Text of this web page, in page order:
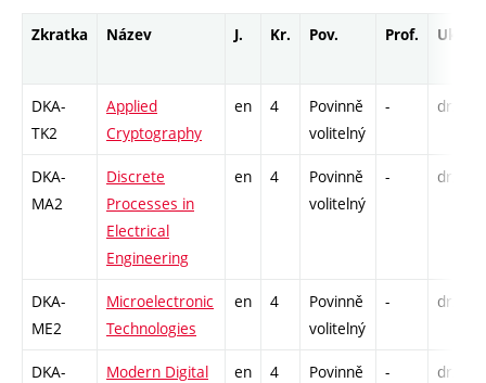
Zkratka Název J. Kr. Pov. Prof. Uk.
DKA-
TK2
Applied
Cryptography
en 4
Povinně
volitelný
- drzk
DKA-
MA2
Discrete
Processes in
Electrical
Engineering
en 4
Povinně
volitelný
- drzk
DKA-
ME2
Microelectronic
Technologies
en 4
Povinně
volitelný
- drzk
DKA-
Modern Digital
en 4
Povinně
- drzk